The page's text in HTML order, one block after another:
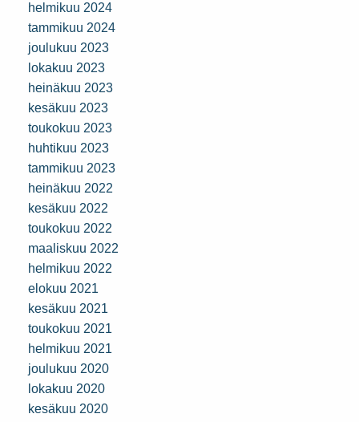
helmikuu 2024
tammikuu 2024
joulukuu 2023
lokakuu 2023
heinäkuu 2023
kesäkuu 2023
toukokuu 2023
huhtikuu 2023
tammikuu 2023
heinäkuu 2022
kesäkuu 2022
toukokuu 2022
maaliskuu 2022
helmikuu 2022
elokuu 2021
kesäkuu 2021
toukokuu 2021
helmikuu 2021
joulukuu 2020
lokakuu 2020
kesäkuu 2020